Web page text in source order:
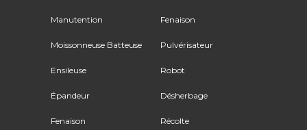
Manutention
Moissonneuse Batteuse
Ensileuse
Épandeur
Fenaison
Fenaison
Pulvérisateur
Robot
Désherbage
Récolte